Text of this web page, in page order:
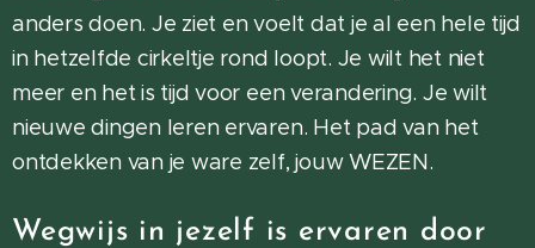
anders doen. Je ziet en voelt dat je al een hele tijd
in hetzelfde cirkeltje rond loopt. Je wilt het niet
meer en het is tijd voor een verandering. Je wilt
nieuwe dingen leren ervaren. Het pad van het
ontdekken van je ware zelf, jouw WEZEN.
Wegwijs in jezelf is ervaren door